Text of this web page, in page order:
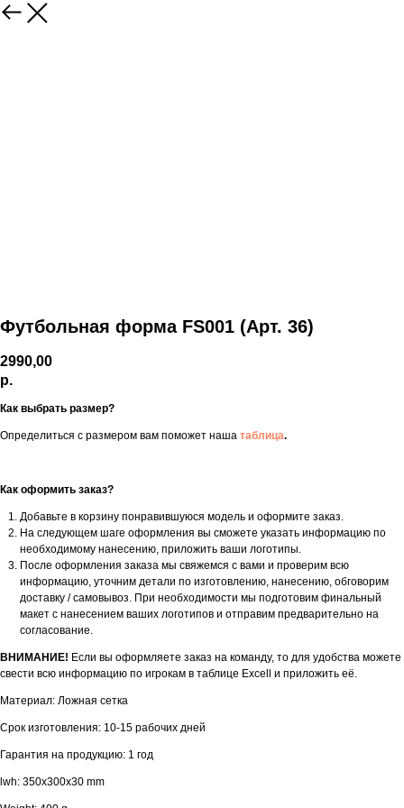
Футбольная форма FS001 (Арт. 36)
2990,00
р.
Как выбрать размер?
Определиться с размером вам поможет наша таблица.
Как оформить заказ?
Добавьте в корзину понравившуюся модель и оформите заказ.
На следующем шаге оформления вы сможете указать информацию по
необходимому нанесению, приложить ваши логотипы.
После оформления заказа мы свяжемся с вами и проверим всю
информацию, уточним детали по изготовлению, нанесению, обговорим
доставку / самовывоз. При необходимости мы подготовим финальный
макет с нанесением ваших логотипов и отправим предварительно на
согласование.
ВНИМАНИЕ! Если вы оформляете заказ на команду, то для удобства можете
свести всю информацию по игрокам в таблице Excell и приложить её.
Материал: Ложная сетка
Срок изготовления: 10-15 рабочих дней
Гарантия на продукцию: 1 год
lwh: 350x300x30 mm